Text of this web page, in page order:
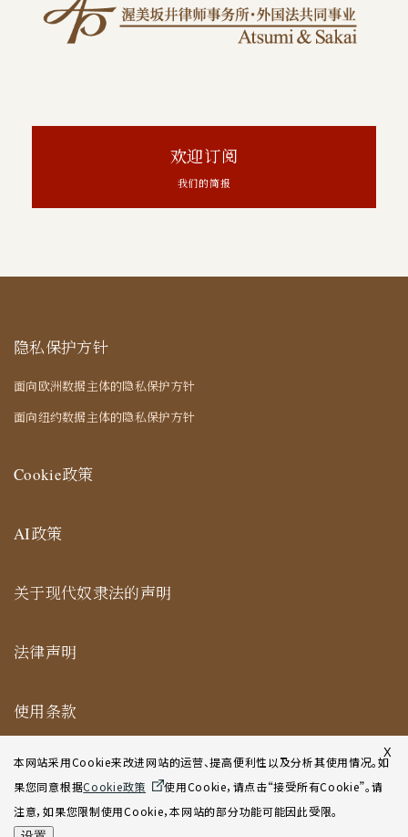
欢迎订阅
我们的简报
隐私保护方针
面向欧洲数据主体的隐私保护方针
面向纽约数据主体的隐私保护方针
Cookie政策
AI政策
关于现代奴隶法的声明
法律声明
使用条款
网站地图
X
本网站采用Cookie来改进网站的运营、提高便利性以及分析其使用情况。如
果您同意根据Cookie政策
使用Cookie，请点击“接受所有Cookie”。请
注意，如果您限制使用Cookie，本网站的部分功能可能因此受限。